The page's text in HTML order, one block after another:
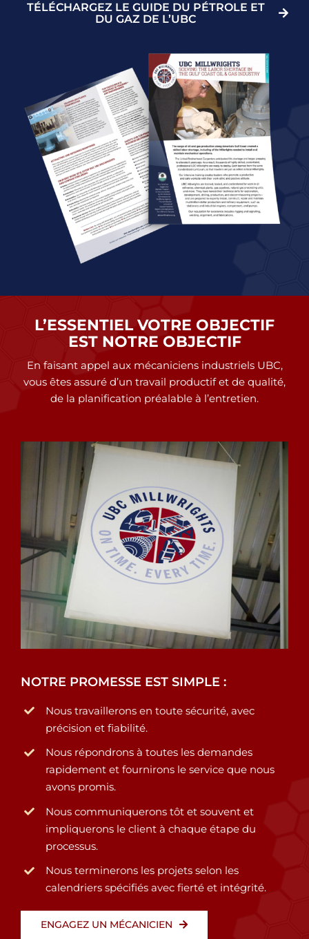
TÉLÉCHARGEZ LE GUIDE DU PÉTROLE ET
DU GAZ DE L’UBC
L’ESSENTIEL VOTRE OBJECTIF
EST NOTRE OBJECTIF
En faisant appel aux mécaniciens industriels UBC,
vous êtes assuré d’un travail productif et de qualité,
de la planification préalable à l’entretien.
NOTRE PROMESSE EST SIMPLE :
Nous travaillerons en toute sécurité, avec
précision et fiabilité.
Nous répondrons à toutes les demandes
rapidement et fournirons le service que nous
avons promis.
Nous communiquerons tôt et souvent et
impliquerons le client à chaque étape du
processus.
Nous terminerons les projets selon les
calendriers spécifiés avec fierté et intégrité.
ENGAGEZ UN MÉCANICIEN